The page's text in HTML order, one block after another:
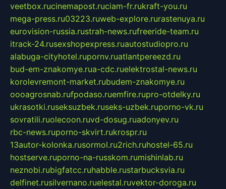
veetbox.rucinemapost.ruciam-fr.rukraft-you.ru
mega-press.ru03223.ruweb-explore.rurastenuya.ru
eurovision-russia.rustrah-news.rufreeride-team.ru
itrack-24.rusexshopexpress.ruautostudiopro.ru
alabuga-cityhotel.rupornv.ruatlantpereezd.ru
bud-em-znakomye.rua-cdc.ruelektrostal-news.ru
korolevremont-market.rubudem-znakomye.ru
oooagrosnab.rufpodaso.ruemfire.rupro-otdelky.ru
ukrasotki.ruseksuzbek.ruseks-uzbek.ruporno-vk.ru
sovratili.ruolecoon.ruvd-dosug.ruadonyev.ru
rbc-news.ruporno-skvirt.rukrospr.ru
13autor-kolonka.rusormol.ru2rich.ruhostel-65.ru
hostserve.ruporno-na-russkom.rumishinlab.ru
neznobi.rubigfatcc.ruhabble.rustarbucksvia.ru
delfinet.rusilvernano.ruelestal.ruvektor-doroga.ru